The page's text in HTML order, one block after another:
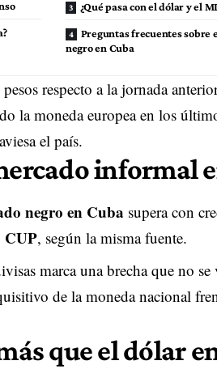
¿Qué pasa con el dólar y el
Preguntas frecuentes sobre
negro en Cuba
respecto a la jornada
la moneda europea en los
el país.
informal
negro en Cuba supera con
CUP, según la misma fuente.
marca una brecha que no se
de la moneda nacional
que el dólar